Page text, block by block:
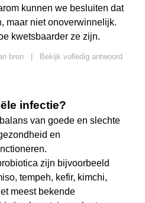
kunnen we besluiten dat
maar niet onoverwinnelijk.
kwetsbaarder ze zijn.
bron
Bekijk volledig antwoord
infectie?
van goede en slechte
en
zijn bijvoorbeeld
tempeh, kefir, kimchi,
meest bekende